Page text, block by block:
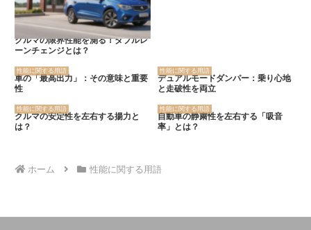
クルマの限界性能を測る！ダブルレ
ーンチェンジとは？
性能に関する用語
車の「最高出力」：その意味と重要
性
性能に関する用語
デュアルモードダンパー：乗り心地
と走破性を両立
性能に関する用語
クルマの安定性を左右する揚力と
は？
性能に関する用語
自動車の静粛性を左右する「吸音
率」とは？
ホーム 性能に関する用語